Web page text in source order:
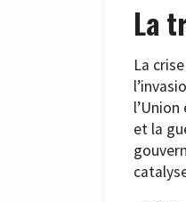
La
La
et la